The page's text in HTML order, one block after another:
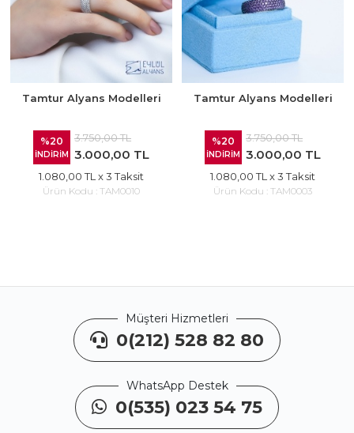
Tamtur Alyans Modelleri
%20
İNDİRİM
3.750,00 TL
3.000,00 TL
1.080,00 TL x 3 Taksit
Ürün Kodu : TAM0010
Tamtur Alyans Modelleri
%20
İNDİRİM
3.750,00 TL
3.000,00 TL
1.080,00 TL x 3 Taksit
Ürün Kodu : TAM0003
Müşteri Hizmetleri
0(212) 528 82 80
WhatsApp Destek
0(535) 023 54 75